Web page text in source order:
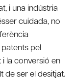
i una indústria
cuidada, no
pel
la conversió en
de ser el desitjat.